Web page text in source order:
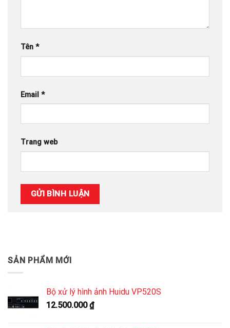
Tên *
Email *
Trang web
SẢN PHẨM MỚI
Bộ xử lý hình ảnh Huidu VP520S
12.500.000₫